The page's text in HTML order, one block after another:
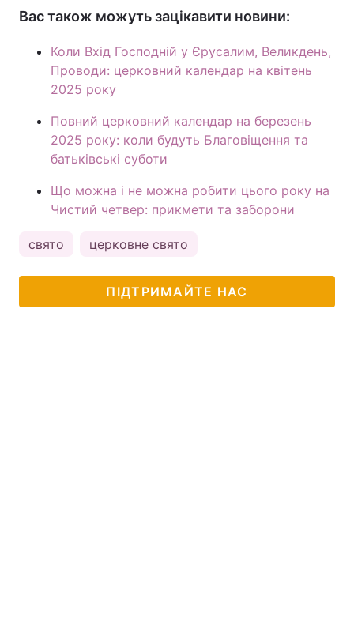
Вас також можуть зацікавити новини:
Коли Вхід Господній у Єрусалим, Великдень,
Проводи: церковний календар на квітень
2025 року
Повний церковний календар на березень
2025 року: коли будуть Благовіщення та
батьківські суботи
Що можна і не можна робити цього року на
Чистий четвер: прикмети та заборони
свято церковне свято
ПІДТРИМАЙТЕ НАС